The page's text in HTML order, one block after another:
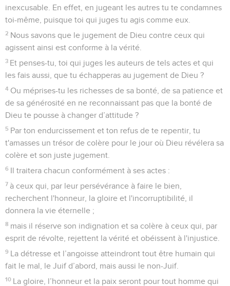
inexcusable. En effet, en jugeant les autres tu te condamnes
toi-même, puisque toi qui juges tu agis comme eux.
2 Nous savons que le jugement de Dieu contre ceux qui
agissent ainsi est conforme à la vérité.
3 Et penses-tu, toi qui juges les auteurs de tels actes et qui
les fais aussi, que tu échapperas au jugement de Dieu ?
4 Ou méprises-tu les richesses de sa bonté, de sa patience et
de sa générosité en ne reconnaissant pas que la bonté de
Dieu te pousse à changer d’attitude ?
5 Par ton endurcissement et ton refus de te repentir, tu
t'amasses un trésor de colère pour le jour où Dieu révélera sa
colère et son juste jugement.
6 Il traitera chacun conformément à ses actes :
7 à ceux qui, par leur persévérance à faire le bien,
recherchent l'honneur, la gloire et l'incorruptibilité, il
donnera la vie éternelle ;
8 mais il réserve son indignation et sa colère à ceux qui, par
esprit de révolte, rejettent la vérité et obéissent à l'injustice.
9 La détresse et l’angoisse atteindront tout être humain qui
fait le mal, le Juif d’abord, mais aussi le non-Juif.
10 La gloire, l’honneur et la paix seront pour tout homme qui